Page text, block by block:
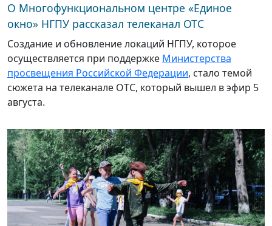
О Многофункциональном центре «Единое
окно» НГПУ рассказал телеканал ОТС
Создание и обновление локаций НГПУ, которое
осуществляется при поддержке Министерства
просвещения Российской Федерации, стало темой
сюжета на телеканале ОТС, который вышел в эфир 5
августа.